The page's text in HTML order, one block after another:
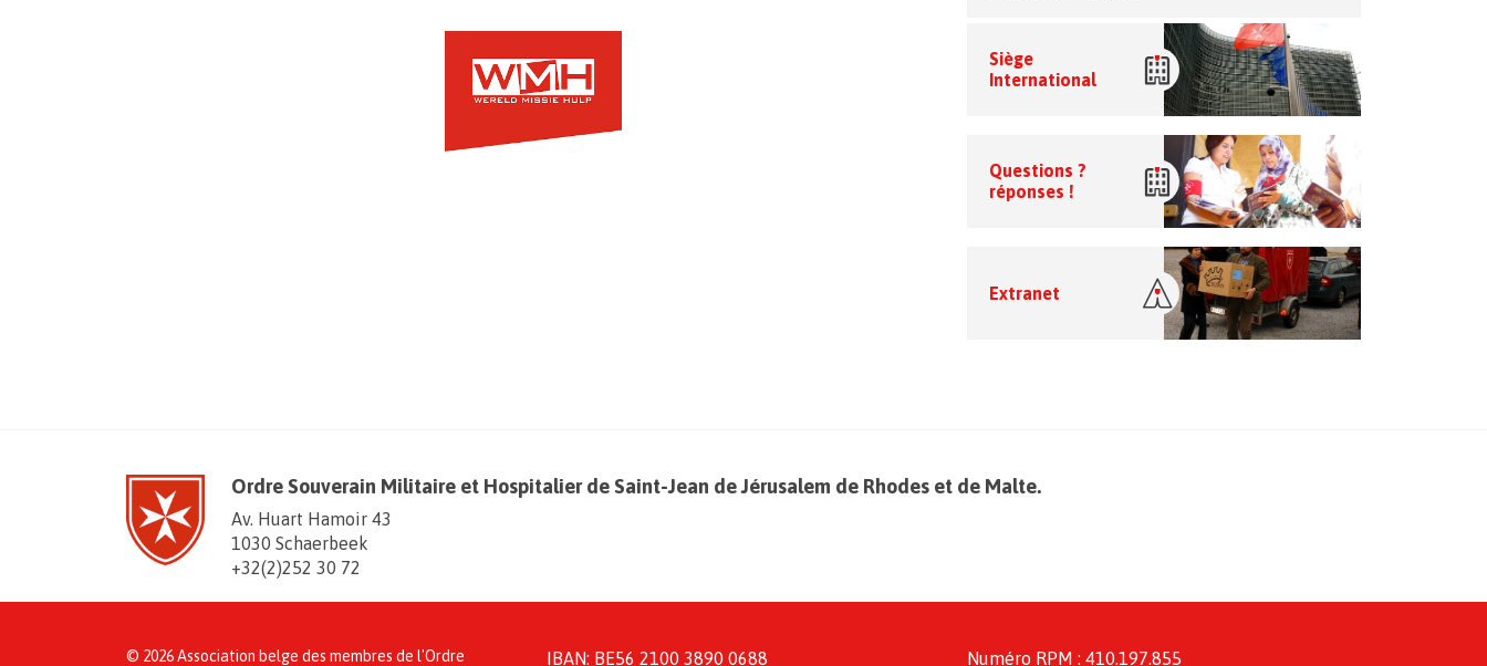
Siège
International
Questions ?
réponses !
Extranet
Ordre Souverain Militaire et Hospitalier de Saint-Jean de Jérusalem de Rhodes et de Malte.
Av. Huart Hamoir 43
1030 Schaerbeek
+32(2)252 30 72
© 2026 Association belge des membres de l'Ordre IBAN: BE56 2100 3890 0688 Numéro RPM : 410.197.855